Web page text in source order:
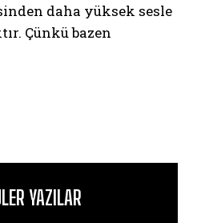
daha yüksek sesle
Çünkü bazen
YAZILAR